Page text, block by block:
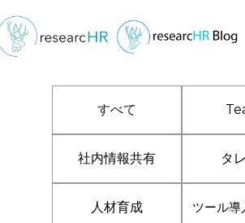
すべて
社内情報共有 タ
人材育成 ツール導